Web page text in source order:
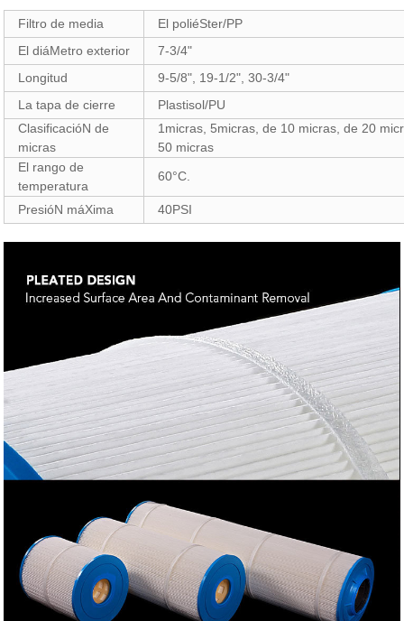
Filtro de media
El poliéSter/PP
El diáMetro exterior
7-3/4"
Longitud
9-5/8", 19-1/2", 30-3/4"
La tapa de cierre
Plastisol/PU
ClasificacióN de
micras
1micras, 5micras, de 10 micras, de 20
50 micras
El rango de
temperatura
60°C.
PresióN máXima 40PSI